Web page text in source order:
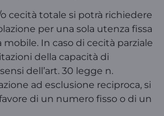
cecità totale si potrà richiedere
per una sola utenza fissa
mobile. In caso di cecità parziale
della capacità di
dell’art. 30 legge n.
ad esclusione reciproca, si
di un numero fisso o di un